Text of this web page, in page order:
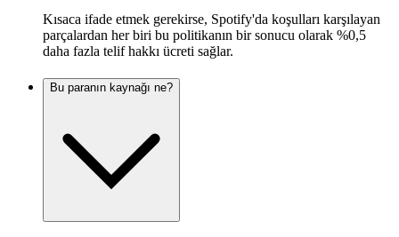
Kısaca ifade etmek gerekirse, Spotify'da koşulları karşılayan
parçalardan her biri bu politikanın bir sonucu olarak %0,5
daha fazla telif hakkı ücreti sağlar.
Bu paranın kaynağı ne?